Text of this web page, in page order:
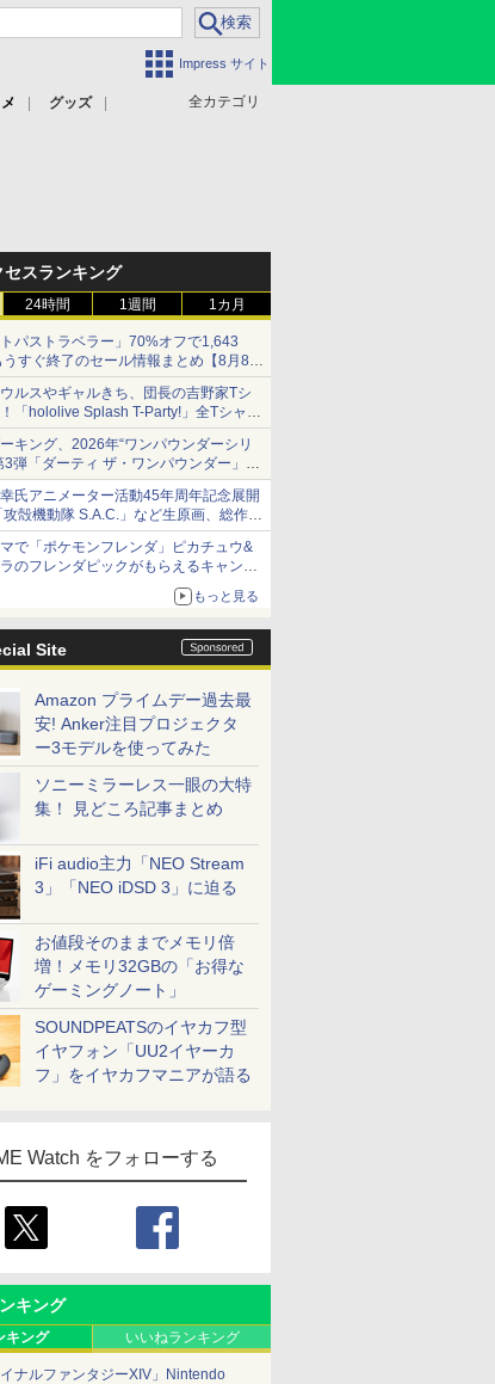
Impress サイト
全カテゴリ
グッズ
セスランキング
24時間 1週間 1カ月
トパストラベラー」70%オフで1,643
うすぐ終了のセール情報まとめ【8月8日
ドーeショップでは「大神 絶景版」が
で990円
ルスやギャルきち、団長の吉野家Tシ
「hololive Splash T-Party!」全Tシャツ
ップ公開＆オンライン販売開始
キング、2026年“ワンパウンダーシリ
3弾「ダーティ ザ・ワンパウンダー」を
売
ーリックマヨソース」を使用した超大
バーガー
氏アニメーター活動45年周年記念展開
攻殻機動隊 S.A.C.」など生原画、総作画
が展示
で「ポケモンフレンダ」ピカチュウ&
のフレンダピックがもらえるキャンペ
もっと見る
Site
Amazon プライムデー過去最
安! Anker注目プロジェクタ
ー3モデルを使ってみた
ソニーミラーレス一眼の大特
集！ 見どころ記事まとめ
iFi audio主力「NEO Stream
3」「NEO iDSD 3」に迫る
お値段そのままでメモリ倍
増！メモリ32GBの「お得な
ゲーミングノート」
SOUNDPEATSのイヤカフ型
イヤフォン「UU2イヤーカ
フ」をイヤカフマニアが語る
Watch をフォローする
キング
キング いいねランキング
イナルファンタジーXIV」Nintendo